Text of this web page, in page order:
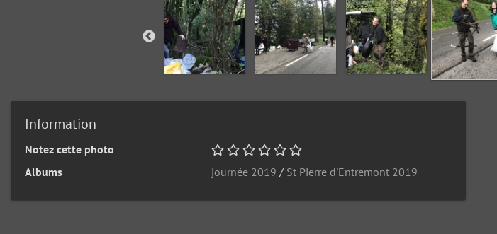
Information
Notez cette photo
Albums
journée 2019 / St Pierre d'Entremont 2019